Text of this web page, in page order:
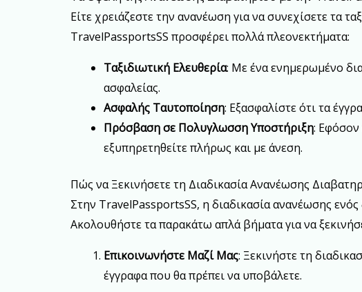
Είτε χρειάζεστε την ανανέωση για να συνεχίσετε τα
TravelPassportsSS προσφέρει πολλά πλεονεκτήματα:
Ταξιδιωτική Ελευθερία: Με ένα ενημερωμένο
ασφαλείας.
Ασφαλής Ταυτοποίηση: Εξασφαλίστε ότι τα
Πρόσβαση σε Πολυγλωσση Υποστήριξη: Εφόσον
εξυπηρετηθείτε πλήρως και με άνεση.
Πώς να Ξεκινήσετε τη Διαδικασία Ανανέωσης
Στην TravelPassportsSS, η διαδικασία ανανέωσης ενός
Ακολουθήστε τα παρακάτω απλά βήματα για να
Επικοινωνήστε Μαζί Μας: Ξεκινήστε τη
έγγραφα που θα πρέπει να υποβάλετε.